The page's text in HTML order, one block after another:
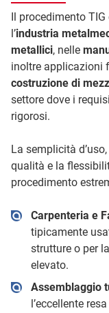
Il procedimento
l’industria
metallici, nelle
inoltre applicazioni
costruzione di
settore dove i
rigorosi.
La semplicità
qualità e la
procedimento
Carpenteria e
tipicamente
strutture o per
elevato.
Assemblaggio
l’eccellente